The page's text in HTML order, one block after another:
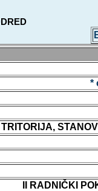
*
I TRITORIJA,
II RADNIČKI